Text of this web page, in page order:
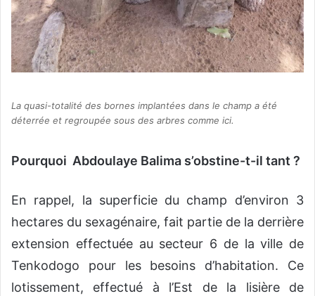
La quasi-totalité des bornes implantées dans le champ a été
déterrée et regroupée sous des arbres comme ici.
Pourquoi Abdoulaye Balima s’obstine-t-il tant ?
En rappel, la superficie du champ d’environ 3
hectares du sexagénaire, fait partie de la derrière
extension effectuée au secteur 6 de la ville de
Tenkodogo pour les besoins d’habitation. Ce
lotissement, effectué à l’Est de la lisière de